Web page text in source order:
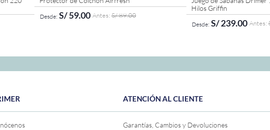
S/ 59.00 S/89.00
Hilos Griffin
S/ 239.00
ATENCIÓN AL CLIENTE
Garantías, Cambios y Devoluciones